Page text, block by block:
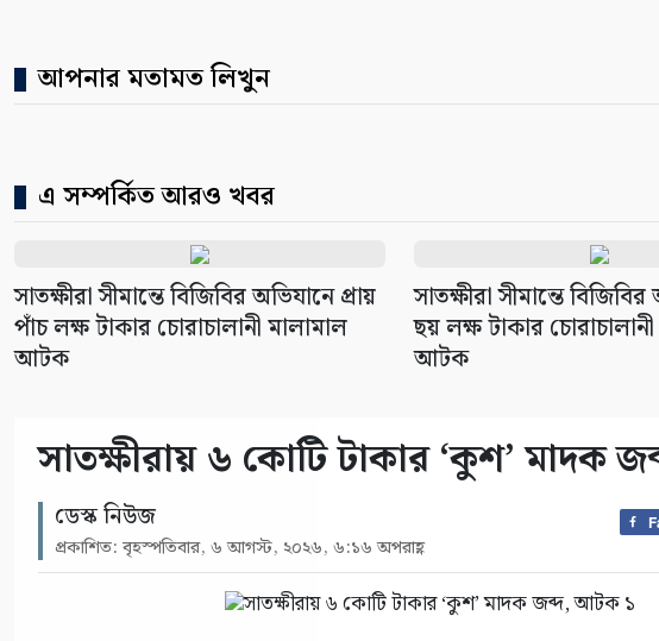
আপনার মতামত লিখুন
এ সম্পর্কিত আরও খবর
সাতক্ষীরা সীমান্তে বিজিবির অভিযানে প্রায়
পাঁচ লক্ষ টাকার চোরাচালানী মালামাল
আটক
সাতক্ষীরা সীমান্তে
ছয় লক্ষ টাকার
আটক
সাতক্ষীরায় ৬ কোটি টাকার ‘কুশ’ মাদক
ডেস্ক নিউজ
প্রকাশিত: বৃহস্পতিবার, ৬ আগস্ট, ২০২৬, ৬:১৬ অপরাহ্ণ